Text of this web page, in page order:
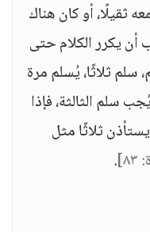
ثقيلًا، أو كان هناك
أن يكرر الكلام حتى
سلم ثلاثًا، يُسلم مرة
سلم الثالثة، فإذا
ثلاثًا مثل
.